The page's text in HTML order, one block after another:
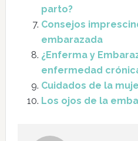
parto?
Consejos
embarazada
¿Enferma y
enfermedad
Cuidados de la
Los ojos de la